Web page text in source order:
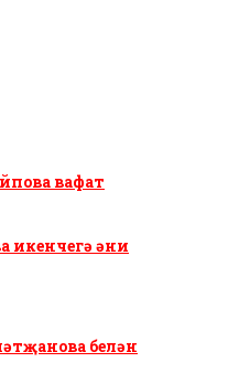
вафат
икенчегә әни
белән